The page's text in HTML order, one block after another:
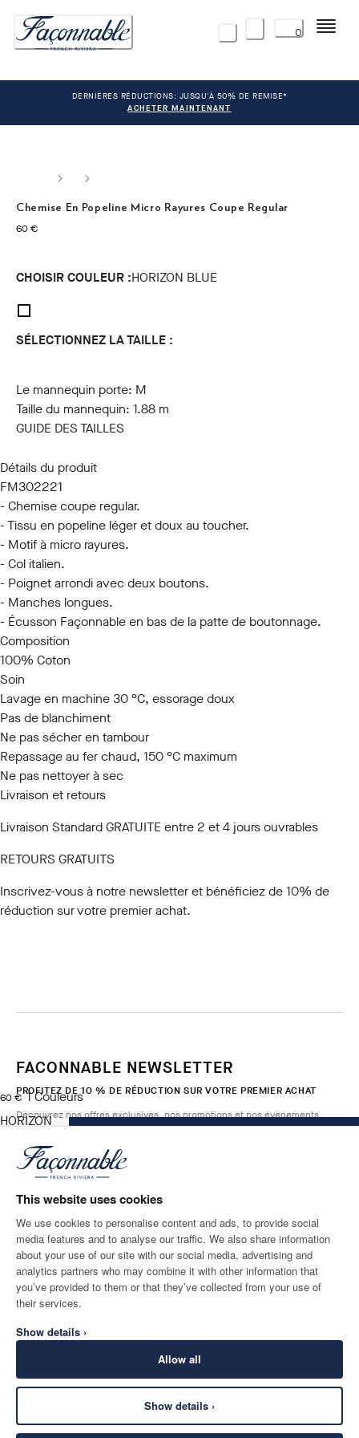
This website uses cookies
We use cookies to personalise content and ads, to provide social
media features and to analyse our traffic. We also share information
about your use of our site with our social media, advertising and
analytics partners who may combine it with other information that
you’ve provided to them or that they’ve collected from your use of
their services.
Show details ›
Allow all
Show details ›
0 Menu
DERNIÈRES RÉDUCTIONS: JUSQU'À 50% DE REMISE*
ACHETER MAINTENANT
Chemise En Popeline Micro Rayures Coupe Regular
60 €
current price 60 €
CHOISIR COULEUR :HORIZON BLUE
SÉLECTIONNEZ LA TAILLE :
Le mannequin porte: M
Taille du mannequin: 1.88 m
GUIDE DES TAILLES
Détails du produit
FM302221
- Chemise coupe regular.
- Tissu en popeline léger et doux au toucher.
- Motif à micro rayures.
- Col italien.
- Poignet arrondi avec deux boutons.
- Manches longues.
- Écusson Façonnable en bas de la patte de boutonnage.
Composition
100% Coton
Soin
Lavage en machine 30 °C, essorage doux
Pas de blanchiment
Ne pas sécher en tambour
Repassage au fer chaud, 150 °C maximum
Ne pas nettoyer à sec
Livraison et retours
Livraison Standard GRATUITE entre 2 et 4 jours ouvrables
RETOURS GRATUITS
Inscrivez-vous à notre newsletteret bénéficiez de 10% de
réduction sur votre premier achat.
60 €
current price 60 €
1Couleurs
HORIZON
Taille
FACONNABLE NEWSLETTER
PROFITEZ DE 10 % DE RÉDUCTION SUR VOTRE PREMIER ACHAT
Découvrez nos offres exclusives, nos promotions et nos évènements.
E-mail*
ADRESSE POSTALE
Belgium
LANGUE
Français
CONTACTEZ-NOUS
SECURE
©2026Façonnable